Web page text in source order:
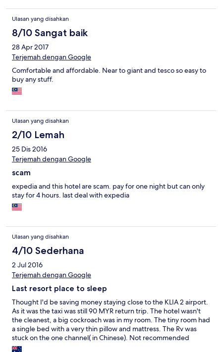
Ulasan yang disahkan
8/10 Sangat baik
28 Apr 2017
Terjemah dengan Google
Comfortable and affordable. Near to giant and tesco so easy to
buy any stuff.
Ulasan yang disahkan
2/10 Lemah
25 Dis 2016
Terjemah dengan Google
scam
expedia and this hotel are scam. pay for one night but can only
stay for 4 hours. last deal with expedia
Ulasan yang disahkan
4/10 Sederhana
2 Jul 2016
Terjemah dengan Google
Last resort place to sleep
Thought I'd be saving money staying close to the KLIA 2 airport.
As it was the taxi was still 90 MYR return trip. The hotel wasn't
the cleanest, a big cockroach was in my room. The tiny room had
a single bed with a very thin pillow and mattress. The Rv was
stuck on the one channel( in Chinese). Not recommended
should of stayed at Tune near KLIA2 instead